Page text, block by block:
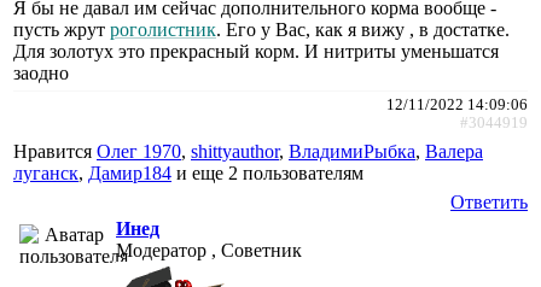
Я бы не давал им сейчас дополнительного корма вообще -
пусть жрут роголистник. Его у Вас, как я вижу , в достатке.
Для золотух это прекрасный корм. И нитриты уменьшатся
заодно
12/11/2022 14:09:06
#3044919
Нравится Олег 1970, shittyauthor, ВладимиРыбка, Валера
луганск, Дамир184 и еще 2 пользователям
Ответить
Инед
Модератор , Советник